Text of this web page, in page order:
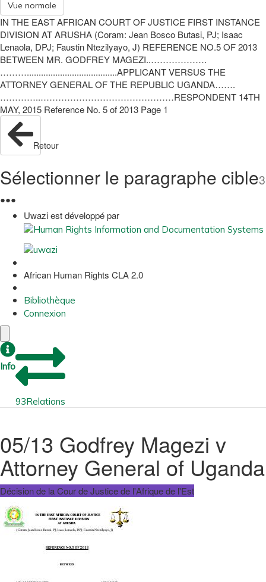
Vue normale
IN THE EAST AFRICAN COURT OF JUSTICE FIRST INSTANCE
DIVISION AT ARUSHA (Coram: Jean Bosco Butasi, PJ; Isaac
Lenaola, DPJ; Faustin Ntezilyayo, J) REFERENCE NO.5 OF 2013
BETWEEN MR. GODFREY MAGEZI..……………….
………......................................APPLICANT VERSUS THE
ATTORNEY GENERAL OF THE REPUBLIC UGANDA…….
…………..………………………………………RESPONDENT 14TH
MAY, 2015 Reference No. 5 of 2013 Page 1
Retour
Sélectionner le paragraphe cible3
●●●
Uwazi est développé par
African Human Rights CLA 2.0
Bibliothèque
Connexion
Info
93Relations
05/13 Godfrey Magezi v
Attorney General of Uganda
Décision de la Cour de Justice de l'Afrique de l'Est